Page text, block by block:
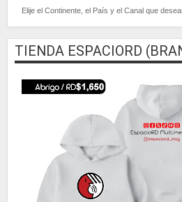
Elije el Continente, el País y el Canal que
TIENDA ESPACIORD